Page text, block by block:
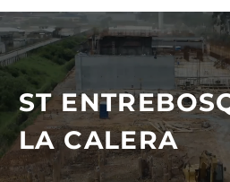
ST
LA CALERA